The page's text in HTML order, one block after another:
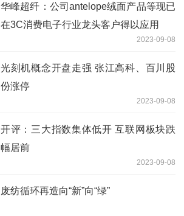
华峰超纤：公司antelope绒面产品等现已
在3C消费电子行业龙头客户得以应用
2023-09-08
光刻机概念开盘走强 张江高科、百川股
份涨停
2023-09-08
开评：三大指数集体低开 互联网板块跌
幅居前
2023-09-08
废纺循环再造向“新”向“绿”